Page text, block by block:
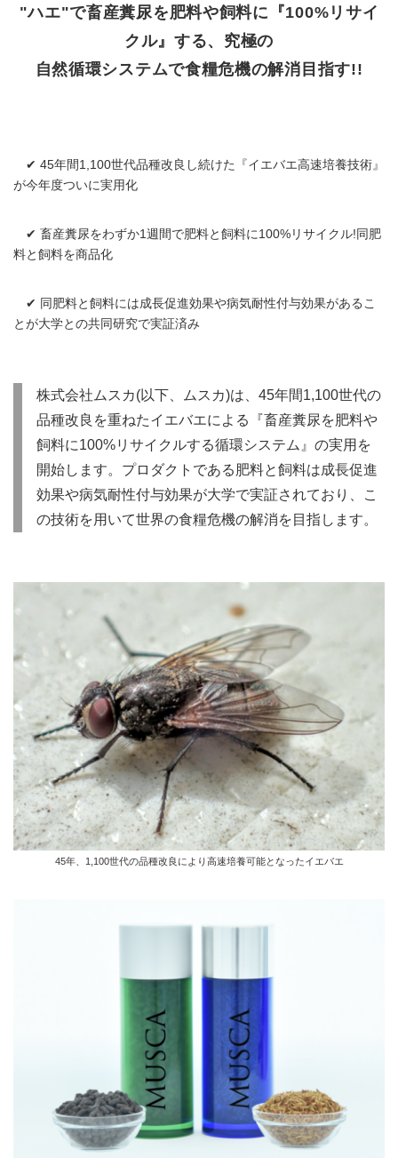
"ハエ"で畜産糞尿を肥料や飼料に『100%リサイ
クル』する、究極の
自然循環システムで食糧危機の解消目指す!!
✔ 45年間1,100世代品種改良し続けた『イエバエ高速培養技術』
が今年度ついに実用化
✔ 畜産糞尿をわずか1週間で肥料と飼料に100%リサイクル!同肥
料と飼料を商品化
✔ 同肥料と飼料には成長促進効果や病気耐性付与効果があるこ
とが大学との共同研究で実証済み
株式会社ムスカ(以下、ムスカ)は、45年間1,100世代の
品種改良を重ねたイエバエによる『畜産糞尿を肥料や
飼料に100%リサイクルする循環システム』の実用を
開始します。プロダクトである肥料と飼料は成長促進
効果や病気耐性付与効果が大学で実証されており、こ
の技術を用いて世界の食糧危機の解消を目指します。
45年、1,100世代の品種改良により高速培養可能となったイエバエ